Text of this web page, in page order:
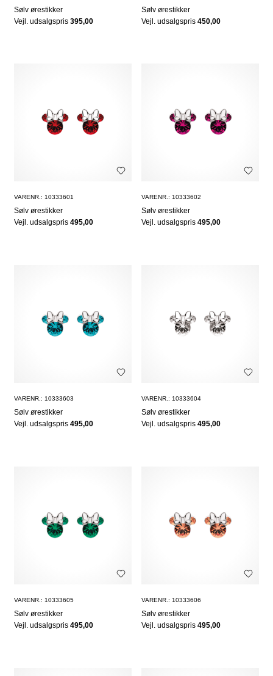
Sølv ørestikker
Vejl. udsalgspris 395,00
Sølv ørestikker
Vejl. udsalgspris450,00
VARENR.: 10333601
Sølv ørestikker
Vejl. udsalgspris 495,00
VARENR.: 10333602
Sølv ørestikker
Vejl. udsalgspris495,00
VARENR.: 10333603
Sølv ørestikker
Vejl. udsalgspris 495,00
VARENR.: 10333604
Sølv ørestikker
Vejl. udsalgspris495,00
VARENR.: 10333605
Sølv ørestikker
Vejl. udsalgspris 495,00
VARENR.: 10333606
Sølv ørestikker
Vejl. udsalgspris495,00